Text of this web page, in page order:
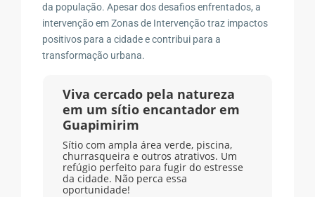
da população. Apesar dos desafios enfrentados, a
intervenção em Zonas de Intervenção traz impactos
positivos para a cidade e contribui para a
transformação urbana.
Viva cercado pela natureza
em um sítio encantador em
Guapimirim
Sítio com ampla área verde, piscina,
churrasqueira e outros atrativos. Um
refúgio perfeito para fugir do estresse
da cidade. Não perca essa
oportunidade!